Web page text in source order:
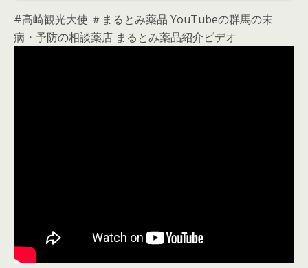
#高崎観光大使 ＃まるとみ薬品 YouTubeの群馬の未
病・予防の相談薬店 まるとみ薬品紹介ビデオ